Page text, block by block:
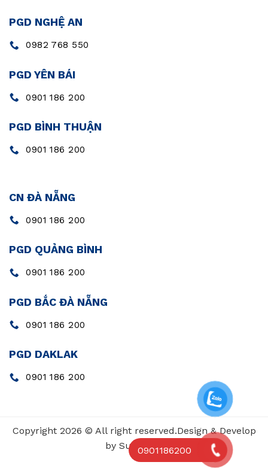
PGD NGHỆ AN
0982 768 550
PGD YÊN BÁI
0901 186 200
PGD BÌNH THUẬN
0901 186 200
CN ĐÀ NẴNG
0901 186 200
PGD QUẢNG BÌNH
0901 186 200
PGD BẮC ĐÀ NẴNG
0901 186 200
PGD DAKLAK
0901 186 200
Copyright 2026 © All right reserved.Design & Develop
by SunValue0901186200